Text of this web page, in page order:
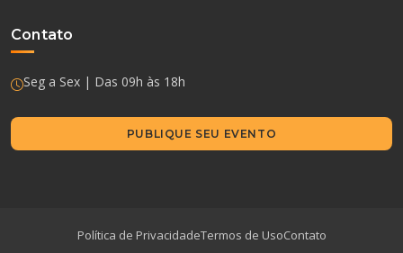
Contato
Seg a Sex | Das 09h às 18h
PUBLIQUE SEU EVENTO
Política de PrivacidadeTermos de UsoContato